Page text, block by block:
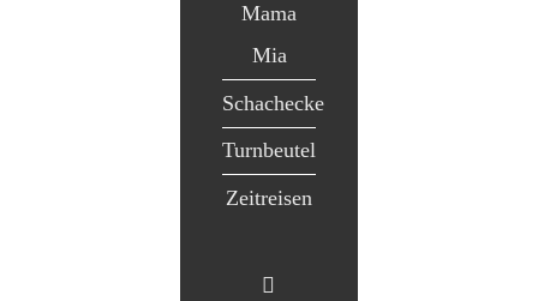
Mama
Mia
Schachecke
Turnbeutel
Zeitreisen